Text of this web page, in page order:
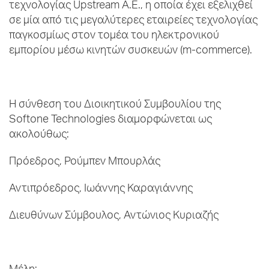
τεχνολογίας Upstream Α.Ε., η οποία έχει εξελιχθεί
σε μία από τις μεγαλύτερες εταιρείες τεχνολογίας
παγκοσμίως στον τομέα του ηλεκτρονικού
εμπορίου μέσω κινητών συσκευών (m-commerce).
Η σύνθεση του Διοικητικού Συμβουλίου της
Softone Technologies διαμορφώνεται ως
ακολούθως:
Πρόεδρος, Ρούμπεν Μπουρλάς
Αντιπρόεδρος, Ιωάννης Καραγιάννης
Διευθύνων Σύμβουλος, Αντώνιος Κυριαζής